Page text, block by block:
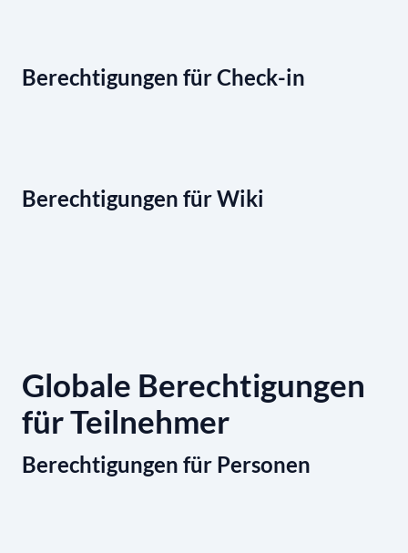
Berechtigungen für Check-in
Berechtigungen für Wiki
Globale Berechtigungen
für Teilnehmer
Berechtigungen für Personen